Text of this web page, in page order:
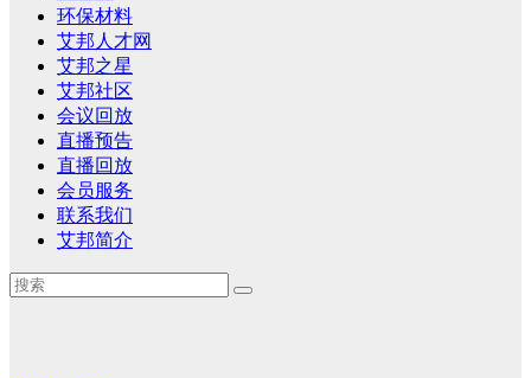
环保材料
艾邦人才网
艾邦之星
艾邦社区
会议回放
直播预告
直播回放
会员服务
联系我们
艾邦简介